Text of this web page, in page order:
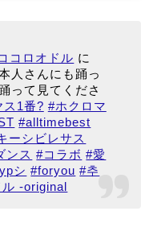
コロオドル に
人さんにも踊っ
って見てくださ
ス1番? #ホクロマ
#alltimebest
ーシビレサス
ンス #コラボ #愛
シ #foryou #추
-original